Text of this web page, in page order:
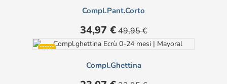
Compl.pant.corto
Prezzo
34,97 € Prezzo
base
49,95 €
-30%
Compl.ghettina
Prezzo
Prezzo